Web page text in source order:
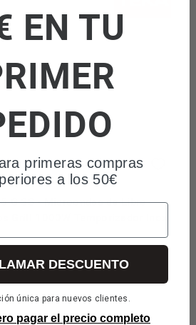
G SS - Microondas de Libre
Grill 1000W Temporizador Inox
EN TU
primeras compras
a los 50€
DESCUENTO
única para nuevos clientes.
pagar el precio completo